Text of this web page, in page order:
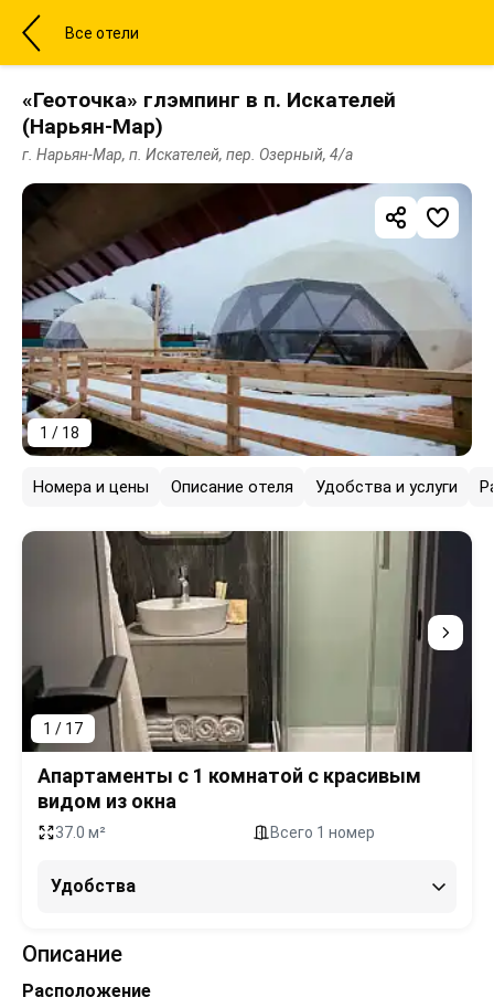
Все отели
«Геоточка» глэмпинг в п. Искателей
(Нарьян-Мар)
г. Нарьян-Мар, п. Искателей, пер. Озерный, 4/а
1 / 18
Номера и цены Описание отеля Удобства и услуги
1 / 17
Апартаменты c 1 комнатой с красивым
видом из окна
37.0 м² Всего 1 номер
Удобства
Описание
Расположение